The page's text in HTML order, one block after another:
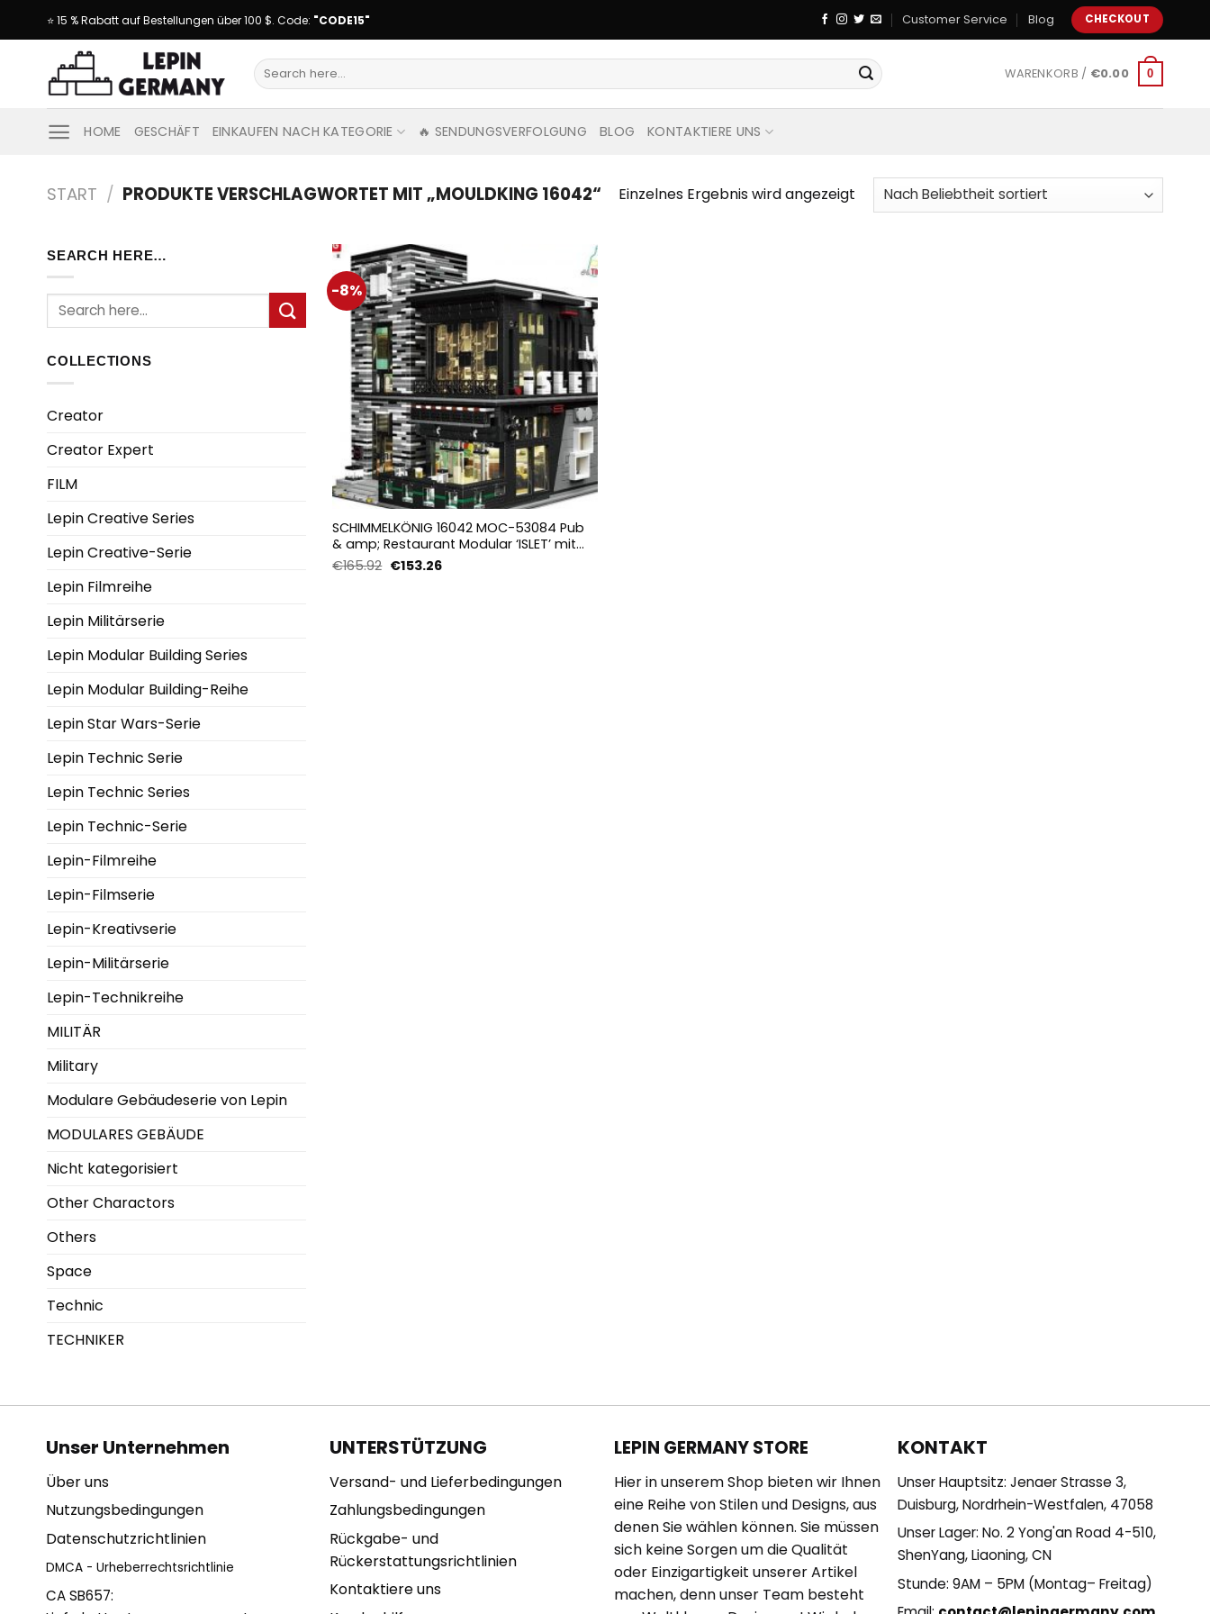
⭐ 15 % Rabatt auf Bestellungen über 100 $. Code: "CODE15" Customer Service Blog CHECKOUT
Suche
nach:
WARENKORB / €0.00 0
HOME GESCHÄFT EINKAUFEN NACH KATEGORIE 🔥 SENDUNGSVERFOLGUNG BLOG KONTAKTIERE UNS
START / PRODUKTE VERSCHLAGWORTET MIT „MOULDKING 16042“ Einzelnes Ergebnis wird angezeigt
SEARCH HERE…
Suche
nach:
COLLECTIONS
Creator
Creator Expert
FILM
Lepin Creative Series
Lepin Creative-Serie
Lepin Filmreihe
Lepin Militärserie
Lepin Modular Building Series
Lepin Modular Building-Reihe
Lepin Star Wars-Serie
Lepin Technic Serie
Lepin Technic Series
Lepin Technic-Serie
Lepin-Filmreihe
Lepin-Filmserie
Lepin-Kreativserie
Lepin-Militärserie
Lepin-Technikreihe
MILITÄR
Military
Modulare Gebäudeserie von Lepin
MODULARES GEBÄUDE
Nicht kategorisiert
Other Charactors
Others
Space
Technic
TECHNIKER
-8%
SCHIMMELKÖNIG 16042 MOC-53084 Pub
& amp; Restaurant Modular ‘ISLET’ mit
3992 Teilen
€165.92 Ursprünglicher
€153.26Aktueller
Unser Unternehmen
Über uns
Nutzungsbedingungen
Datenschutzrichtlinien
DMCA - Urheberrechtsrichtlinie
CA SB657:
UNTERSTÜTZUNG
Versand- und Lieferbedingungen
Zahlungsbedingungen
Rückgabe- und
Rückerstattungsrichtlinien
Kontaktiere uns
LEPIN GERMANY STORE
Hier in unserem Shop bieten wir Ihnen
eine Reihe von Stilen und Designs, aus
denen Sie wählen können. Sie müssen
sich keine Sorgen um die Qualität
oder Einzigartigkeit unserer Artikel
machen, denn unser Team besteht
KONTAKT
Unser Hauptsitz: Jenaer Strasse 3,
Duisburg, Nordrhein-Westfalen, 47058
Unser Lager: No. 2 Yong'an Road 4-510,
ShenYang, Liaoning, CN
Stunde: 9AM – 5PM (Montag– Freitag)